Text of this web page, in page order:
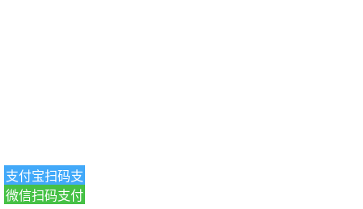
支付宝扫码支
付
微信扫码支付